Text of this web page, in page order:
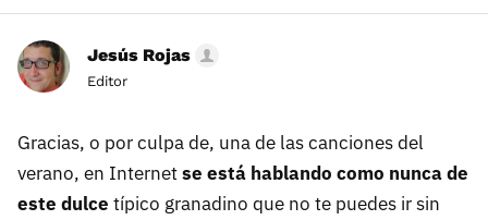
Jesús Rojas
Editor
Gracias, o por culpa de, una de las canciones del
verano, en Internetse está hablando como nunca de
este dulce típico granadino que no te puedes ir sin